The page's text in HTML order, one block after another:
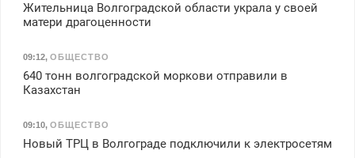
Жительница Волгоградской области украла у своей
матери драгоценности
09:12, ОБЩЕСТВО
640 тонн волгоградской моркови отправили в
Казахстан
09:10, ОБЩЕСТВО
Новый ТРЦ в Волгограде подключили к электросетям